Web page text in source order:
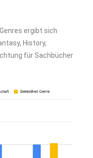
ergibt sich
History,
für Sachbücher